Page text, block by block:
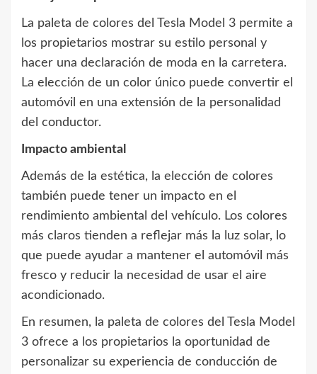
La paleta de colores del Tesla Model 3 permite a
los propietarios mostrar su estilo personal y
hacer una declaración de moda en la carretera.
La elección de un color único puede convertir el
automóvil en una extensión de la personalidad
del conductor.
Impacto ambiental
Además de la estética, la elección de colores
también puede tener un impacto en el
rendimiento ambiental del vehículo. Los colores
más claros tienden a reflejar más la luz solar, lo
que puede ayudar a mantener el automóvil más
fresco y reducir la necesidad de usar el aire
acondicionado.
En resumen, la paleta de colores del Tesla Model
3 ofrece a los propietarios la oportunidad de
personalizar su experiencia de conducción de